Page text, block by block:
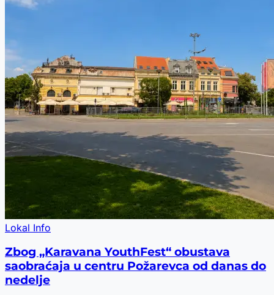
Lokal Info
Zbog „Karavana YouthFest“ obustava
saobraćaja u centru Požarevca od danas do
nedelje